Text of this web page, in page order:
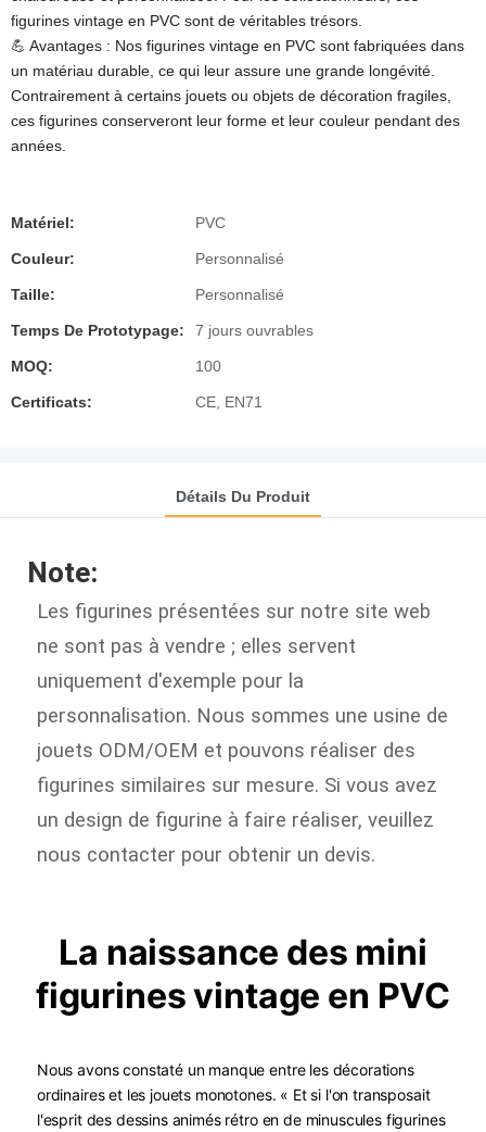
figurines vintage en PVC sont de véritables trésors.
💪 Avantages : Nos figurines vintage en PVC sont fabriquées dans
un matériau durable, ce qui leur assure une grande longévité.
Contrairement à certains jouets ou objets de décoration fragiles,
ces figurines conserveront leur forme et leur couleur pendant des
années.
Matériel: PVC
Couleur: Personnalisé
Taille: Personnalisé
Temps De Prototypage: 7 jours ouvrables
MOQ: 100
Certificats: CE, EN71
Détails Du Produit
Note:
Les figurines présentées sur notre site web
ne sont pas à vendre ; elles servent
uniquement d'exemple pour la
personnalisation. Nous sommes une usine de
jouets ODM/OEM et pouvons réaliser des
figurines similaires sur mesure. Si vous avez
un design de figurine à faire réaliser, veuillez
nous contacter pour obtenir un devis.
La naissance des mini
figurines vintage en PVC
Nous avons constaté un manque entre les décorations
ordinaires et les jouets monotones. « Et si l'on transposait
l'esprit des dessins animés rétro en de minuscules figurines